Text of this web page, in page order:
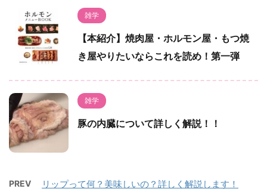
雑学
【本紹介】焼肉屋・ホルモン屋・もつ焼
き屋やりたいならこれを読め！第一弾
雑学
豚の内臓について詳しく解説！！
PREV リップって何？美味しいの？詳しく解説します！